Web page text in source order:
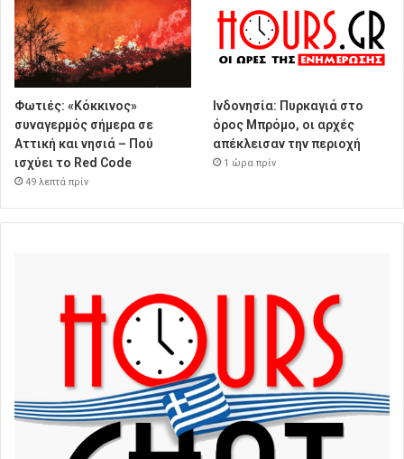
Φωτιές: «Κόκκινος»
συναγερμός σήμερα σε
Αττική και νησιά – Πού
ισχύει το Red Code
49 λεπτά πρίν
Ινδονησία: Πυρκαγιά στο
όρος Μπρόμο, οι αρχές
απέκλεισαν την περιοχή
1 ώρα πρίν